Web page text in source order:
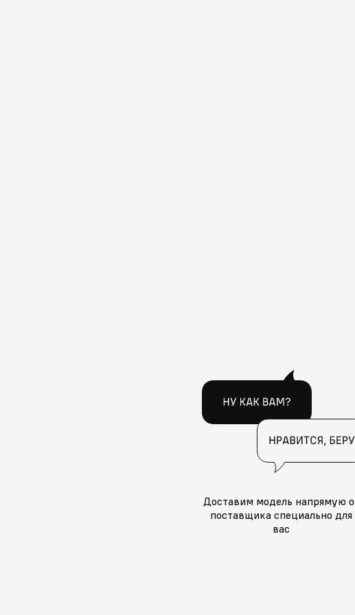
Доставим модель напрямую
поставщика специально для
вас